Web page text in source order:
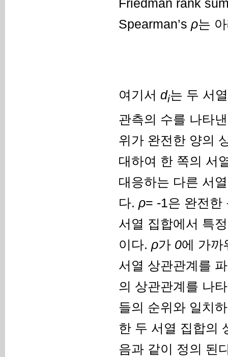
Friedman rank
Spearman’s ρ는
여기서 di는 두 서
관측의 수를 나타
위가 완전한 양의
대하여 한 쪽의 서
대응하는 다른 서
다. ρ= -1은 완전한
서열 집합에서 특
이다. ρ가 0에 가까
서열 상관관계를
의 상관관계를 나
들의 순위와 일치
한 두 서열 집합의
음과 같이 정의 된